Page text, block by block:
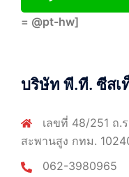
= @pt-hw]
บริษัท พี.ที. ซีสเ
เลขที่ 48/251 ถ.
สะพานสูง กทม.
062-3980965